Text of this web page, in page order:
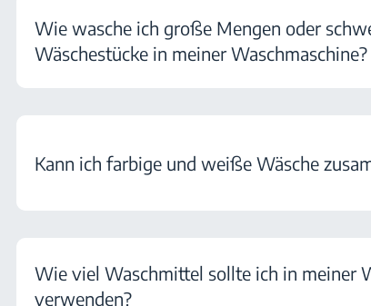
Wie wasche ich große Mengen oder
Wäschestücke in meiner Waschmaschine?
Kann ich farbige und weiße Wäsche
Wie viel Waschmittel sollte ich in meiner
verwenden?